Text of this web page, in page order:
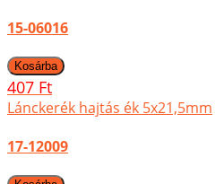
15-06016
407 Ft
Lánckerék hajtás ék 5x21,5mm
17-12009